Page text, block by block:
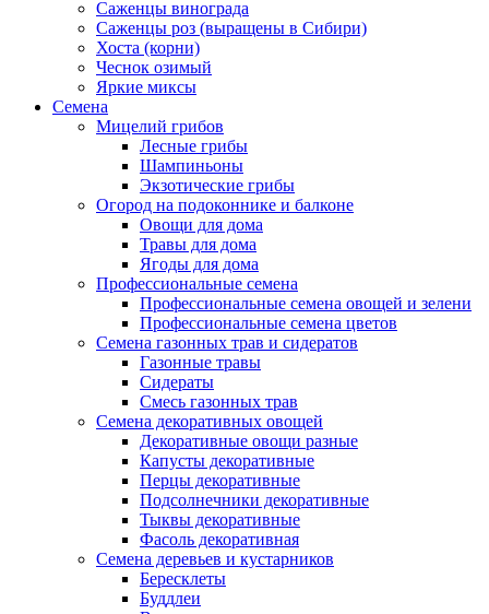
Саженцы винограда
Саженцы роз (выращены в Сибири)
Хоста (корни)
Чеснок озимый
Яркие миксы
Семена
Мицелий грибов
Лесные грибы
Шампиньоны
Экзотические грибы
Огород на подоконнике и балконе
Овощи для дома
Травы для дома
Ягоды для дома
Профессиональные семена
Профессиональные семена овощей и зелени
Профессиональные семена цветов
Семена газонных трав и сидератов
Газонные травы
Сидераты
Смесь газонных трав
Семена декоративных овощей
Декоративные овощи разные
Капусты декоративные
Перцы декоративные
Подсолнечники декоративные
Тыквы декоративные
Фасоль декоративная
Семена деревьев и кустарников
Бересклеты
Буддлеи